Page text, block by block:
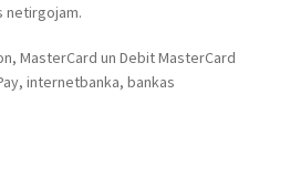
netirgojam.
MasterCard un Debit MasterCard
internetbanka, bankas